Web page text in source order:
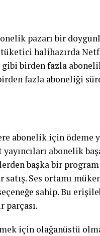
pazarı bir
tüketici halihazırda
gibi birden fazla
fazla aboneliği
abonelik için ödeme
abonelik
başka bir
Ses ortamı
sahip. Bu
parçası.
için olağanüstü